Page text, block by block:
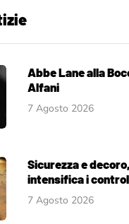
Abbe Lane alla
Alfani
7 Agosto 2026
Sicurezza e
intensifica i
7 Agosto 2026